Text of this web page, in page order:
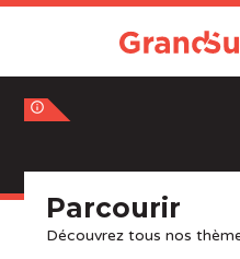
info_outline
Parcourir
Découvrez tous nos